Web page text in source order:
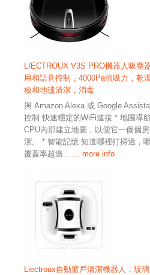
LIECTROUX V3S PRO機器人吸塵
用和語音控制，4000Pa強吸力，乾
板和地毯清潔，消毒
與 Amazon Alexa 或 Google
控制 快速穩定的WiFi連接 * 地圖導
CPU內部建立地圖，以便它一個個
潔。 * 智能記憶 知道哪裡打掃過，
覆蓋率超過...
... more info
Liectroux自動窗戶清潔機器人，玻